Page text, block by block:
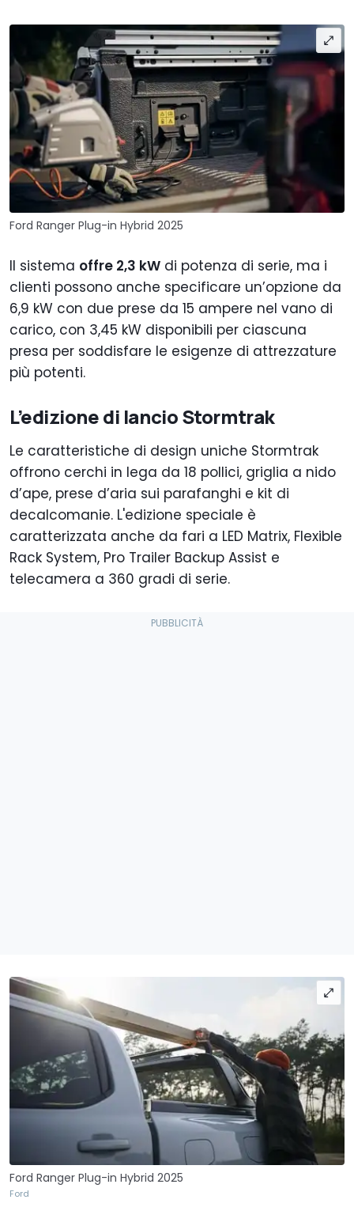
Ford Ranger Plug-in Hybrid 2025
Il sistema offre 2,3 kW di potenza di serie, ma i
clienti possono anche specificare un’opzione da
6,9 kW con due prese da 15 ampere nel vano di
carico, con 3,45 kW disponibili per ciascuna
presa per soddisfare le esigenze di attrezzature
più potenti.
L’edizione di lancio Stormtrak
Le caratteristiche di design uniche Stormtrak
offrono cerchi in lega da 18 pollici, griglia a nido
d’ape, prese d’aria sui parafanghi e kit di
decalcomanie. L'edizione speciale è
caratterizzata anche da fari a LED Matrix, Flexible
Rack System, Pro Trailer Backup Assist e
telecamera a 360 gradi di serie.
Ford Ranger Plug-in Hybrid 2025
Ford